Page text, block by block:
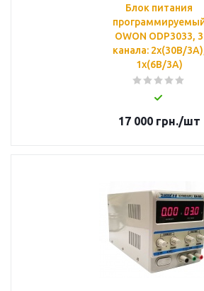
Блок питания
OWON ODP3033, 3
канала: 2х(30В/
1х(6В/3А)
17 000грн./шт